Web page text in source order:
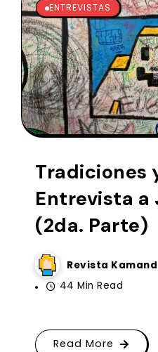
ENTREVISTAS
Tradiciones
Entrevista a
(2da. Parte)
Revista
44 Min Read
Read More